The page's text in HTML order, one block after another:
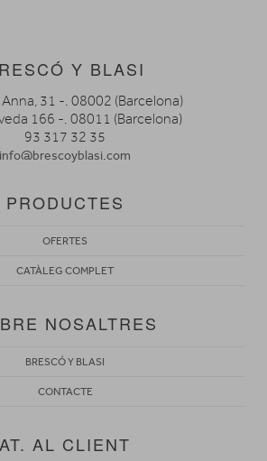
Y BLASI
31 -. 08002 (Barcelona)
166 -. 08011 (Barcelona)
93 317 32 35
info@brescoyblasi.com
PRODUCTES
OFERTES
CATÀLEG COMPLET
NOSALTRES
BRESCÓ Y BLASI
CONTACTE
AT. AL CLIENT